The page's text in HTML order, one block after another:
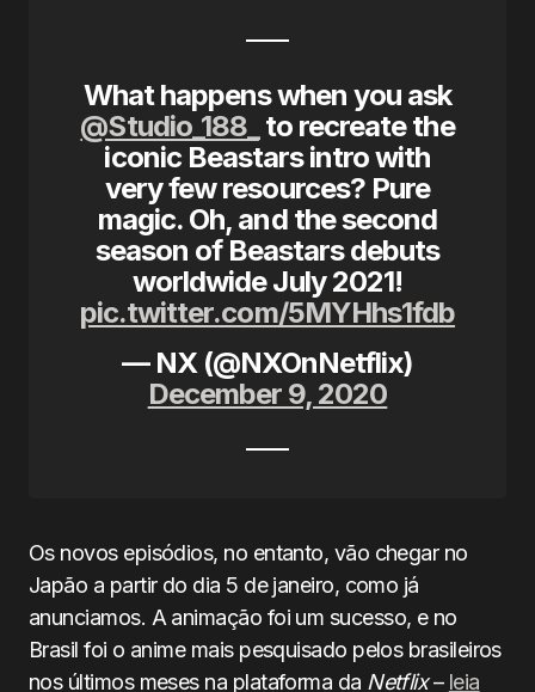
What happens when you ask
@Studio_188_ to recreate the
iconic Beastars intro with
very few resources? Pure
magic. Oh, and the second
season of Beastars debuts
worldwide July 2021!
pic.twitter.com/5MYHhs1fdb
— NX (@NXOnNetflix)
December 9, 2020
Os novos episódios, no entanto, vão chegar no
Japão a partir do dia 5 de janeiro, como já
anunciamos. A animação foi um sucesso, e no
Brasil foi o anime mais pesquisado pelos brasileiros
nos últimos meses na plataforma da Netflix– leia